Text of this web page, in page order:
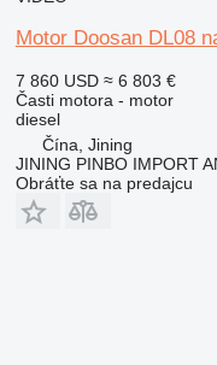
Motor Doosan DL08
7 860 USD ≈ 6 803 €
Časti motora - motor
diesel
Čína, Jining
JINING PINBO IMPORT
Obráťte sa na predajcu